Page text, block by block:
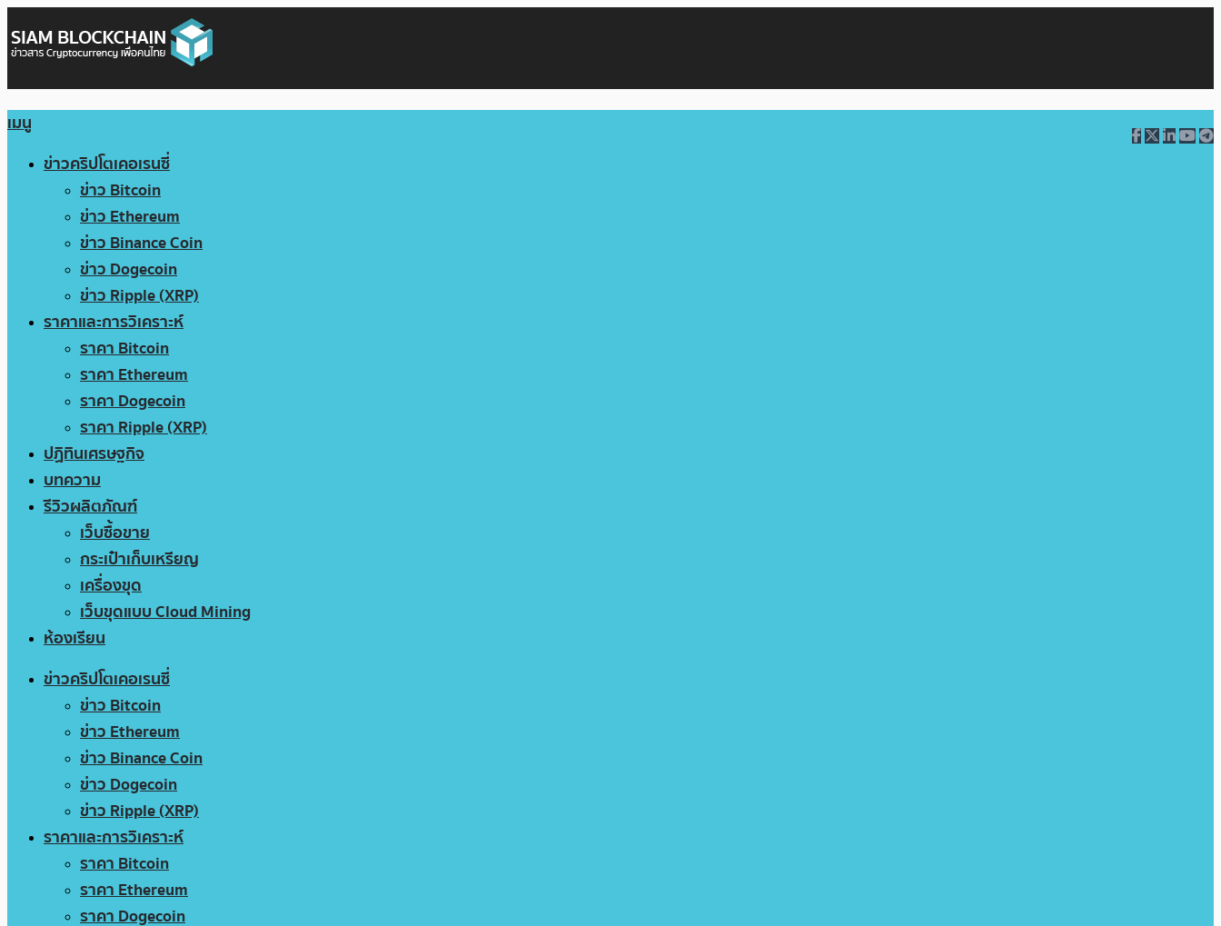
เมนู
ข่าวคริปโตเคอเรนซี่
ข่าว Bitcoin
ข่าว Ethereum
ข่าว Binance Coin
ข่าว Dogecoin
ข่าว Ripple (XRP)
ราคาและการวิเคราะห์
ราคา Bitcoin
ราคา Ethereum
ราคา Dogecoin
ราคา Ripple (XRP)
ปฏิทินเศรษฐกิจ
บทความ
รีวิวผลิตภัณฑ์
เว็บซื้อขาย
กระเป๋าเก็บเหรียญ
เครื่องขุด
เว็บขุดแบบ Cloud Mining
ห้องเรียน
ข่าวคริปโตเคอเรนซี่
ข่าว Bitcoin
ข่าว Ethereum
ข่าว Binance Coin
ข่าว Dogecoin
ข่าว Ripple (XRP)
ราคาและการวิเคราะห์
ราคา Bitcoin
ราคา Ethereum
ราคา Dogecoin